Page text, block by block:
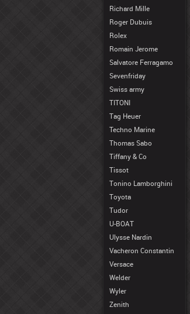
Richard Mille
Roger Dubuis
Rolex
Romain Jerome
Salvatore Ferragamo
Sevenfriday
Swiss army
TITONI
Tag Heuer
Techno Marine
Thomas Sabo
Tiffany & Co
Tissot
Tonino Lamborghini
Toyota
Tudor
U-BOAT
Ulysse Nardin
Vacheron Constantin
Versace
Welder
Wyler
Zenith